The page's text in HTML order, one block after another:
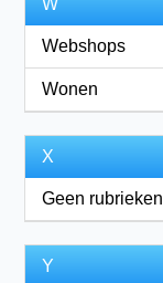
W
Webshops
Wonen
X
Geen rubrieken
Y